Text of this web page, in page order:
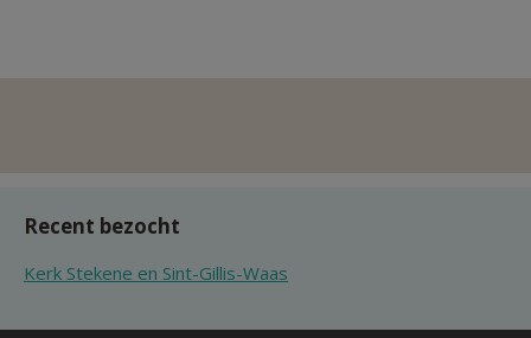
Recent bezocht
Kerk Stekene en Sint-Gillis-Waas